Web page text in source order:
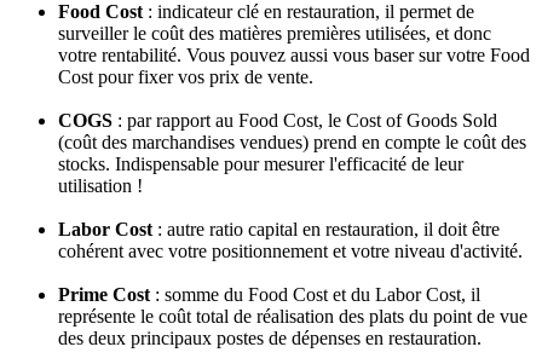
Food Cost : indicateur clé en restauration, il permet de
surveiller le coût des matières premières utilisées, et donc
votre rentabilité. Vous pouvez aussi vous baser sur votre Food
Cost pour fixer vos prix de vente.
COGS : par rapport au Food Cost, le Cost of Goods Sold
(coût des marchandises vendues) prend en compte le coût des
stocks. Indispensable pour mesurer l'efficacité de leur
utilisation !
Labor Cost : autre ratio capital en restauration, il doit être
cohérent avec votre positionnement et votre niveau d'activité.
Prime Cost : somme du Food Cost et du Labor Cost, il
représente le coût total de réalisation des plats du point de vue
des deux principaux postes de dépenses en restauration.